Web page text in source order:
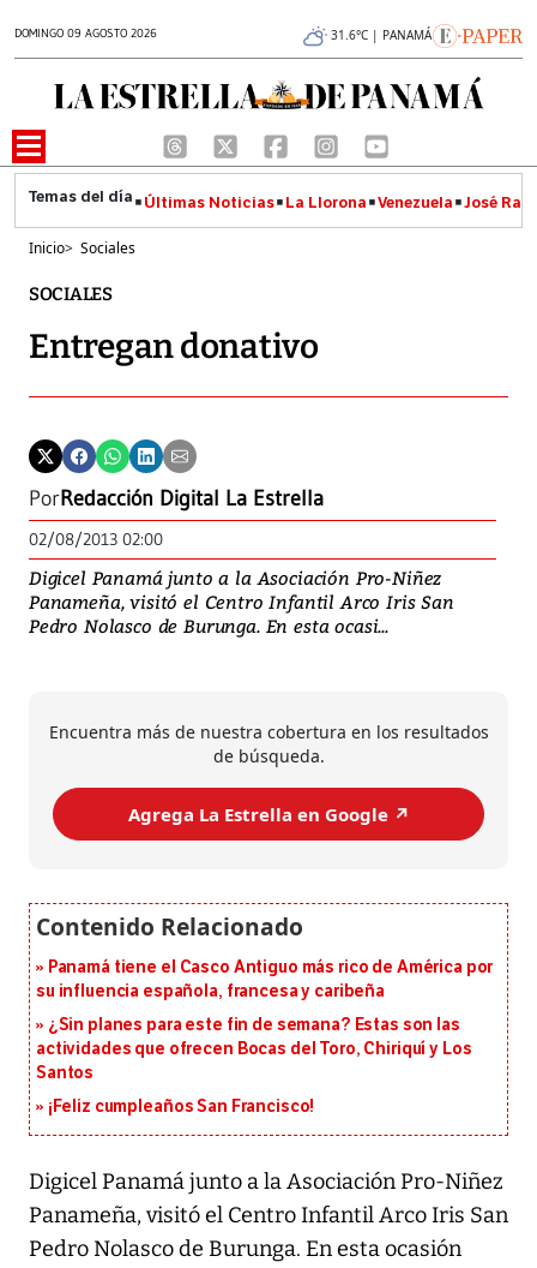
DOMINGO 09 AGOSTO 2026 31.6°C | PANAMÁ
Últimas Noticias La Llorona Venezuela José
Inicio> Sociales
SOCIALES
Entregan donativo
PorRedacción Digital La Estrella
02/08/2013 02:00
Digicel Panamá junto a la Asociación Pro-Niñez
Panameña, visitó el Centro Infantil Arco Iris San
Pedro Nolasco de Burunga. En esta ocasi...
Encuentra más de nuestra cobertura en los resultados
de búsqueda.
Agrega La Estrella en Google ↗️
Panamá tiene el Casco Antiguo más rico de América por
su influencia española, francesa y caribeña
¿Sin planes para este fin de semana? Estas son las
actividades que ofrecen Bocas del Toro, Chiriquí y Los
Santos
¡Feliz cumpleaños San Francisco!
Digicel Panamá junto a la Asociación Pro-Niñez
Panameña, visitó el Centro Infantil Arco Iris San
Pedro Nolasco de Burunga. En esta ocasión